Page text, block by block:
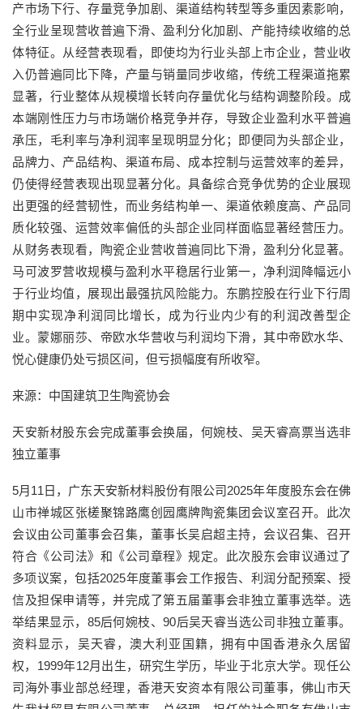
产市场下行、存量竞争加剧、渠道结构转型等多重因素影响，
全行业呈现营收普遍下滑、盈利分化加剧、产能持续收缩的总
体特征。从经营表现看，即使均为行业头部上市企业，营业收
入仍普遍同比下降，产量与销量同步收缩，传统工程渠道拖累
显著，行业整体从规模增长转向存量优化与结构调整阶段。成
本端刚性压力与市场端价格竞争并存，导致企业盈利水平普遍
承压，毛利率与净利润率呈现明显分化；即便同为头部企业，
品牌力、产品结构、渠道布局、成本控制与运营效率的差异，
仍使得经营表现出现显著分化。具备综合竞争优势的企业展现
出更强的经营韧性，而业务结构单一、渠道依赖度高、产品同
质化较强、运营效率偏低的头部企业同样面临显著经营压力。
从财务表现看，陶瓷企业营收普遍同比下滑，盈利分化显著。
马可波罗营收规模与盈利水平稳居行业第一，净利润降幅远小
于行业均值，展现出最强抗风险能力。东鹏控股在行业下行周
期中实现净利润同比增长，成为行业内少有的利润改善型企
业。蒙娜丽莎、帝欧水华营收与利润均下滑，其中帝欧水华、
悦心健康仍处亏损区间，但亏损幅度有所收窄。
来源：中国建筑卫生陶瓷协会
天安新材股东会完成董事会换届，何婉枝、吴天睿高票当选非
独立董事
5月11日，广东天安新材料股份有限公司2025年年度股东会在佛
山市禅城区张槎聚锦路鹰创园鹰牌陶瓷集团会议室召开。此次
会议由公司董事会召集，董事长吴启超主持，会议召集、召开
符合《公司法》和《公司章程》规定。此次股东会审议通过了
多项议案，包括2025年度董事会工作报告、利润分配预案、授
信及担保申请等，并完成了第五届董事会非独立董事选举。选
举结果显示，85后何婉枝、90后吴天睿当选公司非独立董事。
资料显示，吴天睿，澳大利亚国籍，拥有中国香港永久居留
权，1999年12月出生，研究生学历，毕业于北京大学。现任公
司海外事业部总经理，香港天安资本有限公司董事，佛山市天